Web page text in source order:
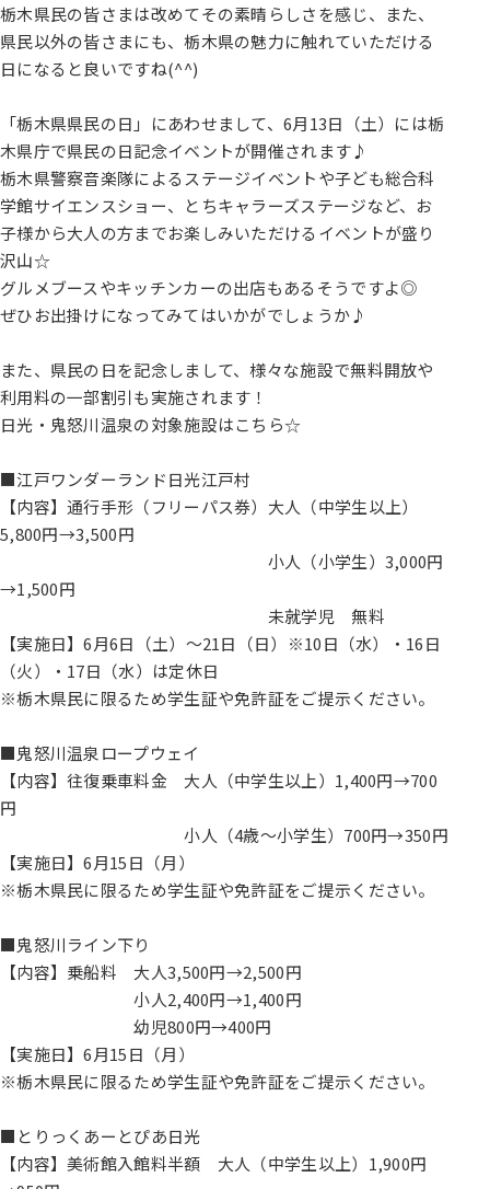
栃木県民の皆さまは改めてその素晴らしさを感じ、また、
県民以外の皆さまにも、栃木県の魅力に触れていただける
日になると良いですね(^^)
「栃木県県民の日」にあわせまして、6月13日（土）には栃
木県庁で県民の日記念イベントが開催されます♪
栃木県警察音楽隊によるステージイベントや子ども総合科
学館サイエンスショー、とちキャラーズステージなど、お
子様から大人の方までお楽しみいただけるイベントが盛り
沢山☆
グルメブースやキッチンカーの出店もあるそうですよ◎
ぜひお出掛けになってみてはいかがでしょうか♪
また、県民の日を記念しまして、様々な施設で無料開放や
利用料の一部割引も実施されます！
日光・鬼怒川温泉の対象施設はこちら☆
■江戸ワンダーランド日光江戸村
【内容】通行手形（フリーパス券）大人（中学生以上）
5,800円→3,500円
小人（小学生）3,000円
→1,500円
未就学児 無料
【実施日】6月6日（土）～21日（日）※10日（水）・16日
（火）・17日（水）は定休日
※栃木県民に限るため学生証や免許証をご提示ください。
■鬼怒川温泉ロープウェイ
【内容】往復乗車料金 大人（中学生以上）1,400円→700
円
小人（4歳～小学生）700円→350円
【実施日】6月15日（月）
※栃木県民に限るため学生証や免許証をご提示ください。
■鬼怒川ライン下り
【内容】乗船料 大人3,500円→2,500円
小人2,400円→1,400円
幼児800円→400円
【実施日】6月15日（月）
※栃木県民に限るため学生証や免許証をご提示ください。
■とりっくあーとぴあ日光
【内容】美術館入館料半額 大人（中学生以上）1,900円